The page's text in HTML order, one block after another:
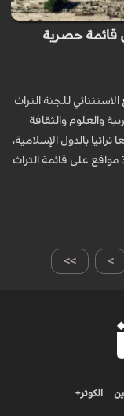
حصرية
للجنة التراث
والعلوم والثقافة
اللجنة على تسجيل 120 موقعا تراثيا بالدول الإسلامية،
منها 117 على قائمة التراث فى العالم الإسلامي، و3 مواقع على قائمة التراث
>> >
الكوثر+